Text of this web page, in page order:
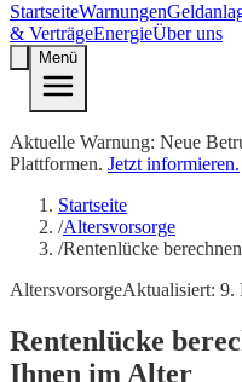
StartseiteWarnungen
& VerträgeEnergieÜber uns
Menü
Aktuelle Warnung: Neue
Plattformen. Jetzt informieren.
Startseite
/Altersvorsorge
/Rentenlücke
AltersvorsorgeAktualisiert: 9.
Rentenlücke
Ihnen im Alter